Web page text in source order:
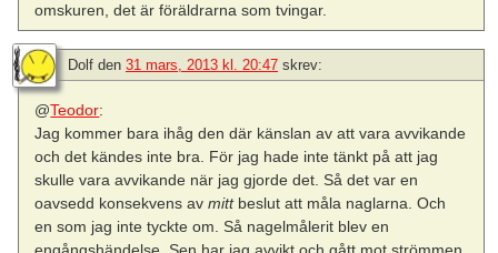
omskuren, det är föräldrarna som tvingar.
Dolf den 31 mars, 2013 kl. 20:47 skrev:
@Teodor:
Jag kommer bara ihåg den där känslan av att vara avvikande
och det kändes inte bra. För jag hade inte tänkt på att jag
skulle vara avvikande när jag gjorde det. Så det var en
oavsedd konsekvens avmittbeslut att måla naglarna. Och
en som jag inte tyckte om. Så nagelmålerit blev en